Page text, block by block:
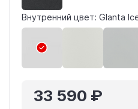
Внутренний цвет: Glanta
33 590 ₽